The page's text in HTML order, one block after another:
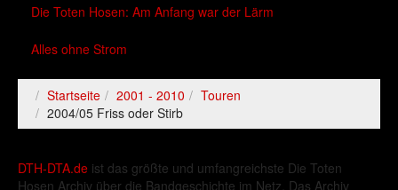
Die Toten Hosen: Am Anfang war der Lärm
Alles ohne Strom
Startseite 2001 - 2010
Touren
2004/05 Friss oder Stirb
DTH-DTA.de ist das größte und umfangreichste Die Toten
Hosen Archiv über die Bandgeschichte im Netz. Das Archiv